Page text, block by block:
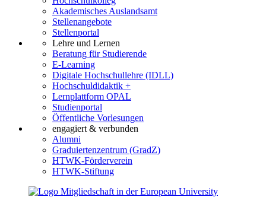
Akademisches Auslandsamt
Stellenangebote
Stellenportal
Lehre und Lernen
Beratung für Studierende
E-Learning
Digitale Hochschullehre (IDLL)
Hochschuldidaktik +
Lernplattform OPAL
Studienportal
Öffentliche Vorlesungen
engagiert & verbunden
Alumni
Graduiertenzentrum (GradZ)
HTWK-Förderverein
HTWK-Stiftung